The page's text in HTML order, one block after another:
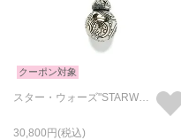
クーポン対象
スター・ウォーズ"STARWARS™"BB-8ネックレス
30,800